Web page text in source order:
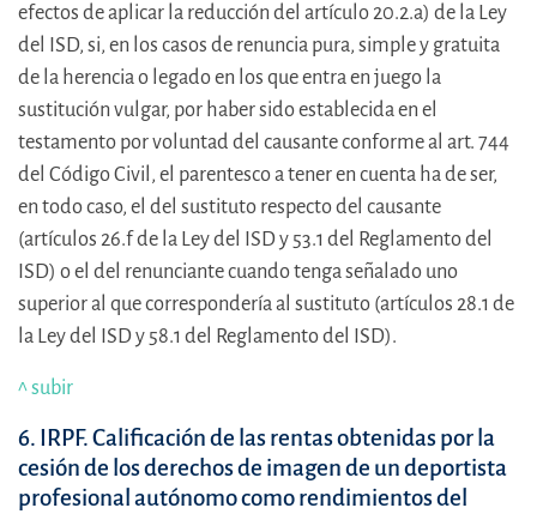
efectos de aplicar la reducción del artículo 20.2.a) de la Ley
del ISD, si, en los casos de renuncia pura, simple y gratuita
de la herencia o legado en los que entra en juego la
sustitución vulgar, por haber sido establecida en el
testamento por voluntad del causante conforme al art. 744
del Código Civil, el parentesco a tener en cuenta ha de ser,
en todo caso, el del sustituto respecto del causante
(artículos 26.f de la Ley del ISD y 53.1 del Reglamento del
ISD) o el del renunciante cuando tenga señalado uno
superior al que correspondería al sustituto (artículos 28.1 de
la Ley del ISD y 58.1 del Reglamento del ISD).
^ subir
6. IRPF. Calificación de las rentas obtenidas por la
cesión de los derechos de imagen de un deportista
profesional autónomo como rendimientos del